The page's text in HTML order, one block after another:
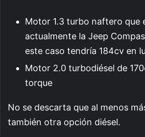
Motor 1.3 turbo naftero que
actualmente la Jeep
este caso tendría 184cv en
Motor 2.0 turbodiésel de
torque
No se descarta que al menos
también otra opción diésel.